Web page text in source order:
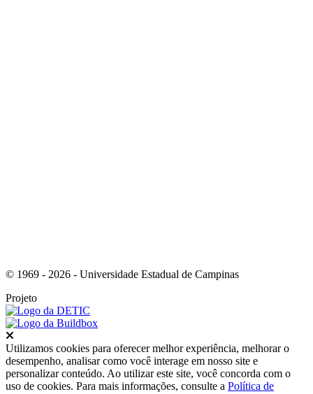
© 1969 - 2026 - Universidade Estadual de Campinas
Projeto
Utilizamos cookies para oferecer melhor experiência, melhorar o
desempenho, analisar como você interage em nosso site e
personalizar conteúdo. Ao utilizar este site, você concorda com o
uso de cookies. Para mais informações, consulte a Política de